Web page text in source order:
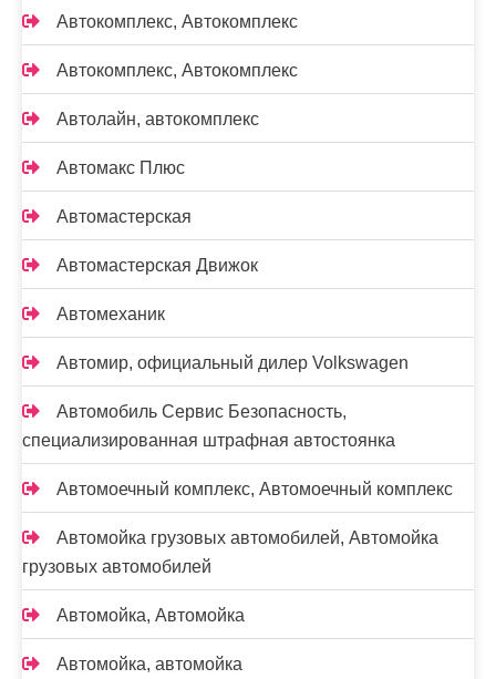
Автокомплекс, Автокомплекс
Автокомплекс, Автокомплекс
Автолайн, автокомплекс
Автомакс Плюс
Автомастерская
Автомастерская Движок
Автомеханик
Автомир, официальный дилер Volkswagen
Автомобиль Сервис Безопасность,
специализированная штрафная автостоянка
Автомоечный комплекс, Автомоечный комплекс
Автомойка грузовых автомобилей, Автомойка
грузовых автомобилей
Автомойка, Автомойка
Автомойка, автомойка